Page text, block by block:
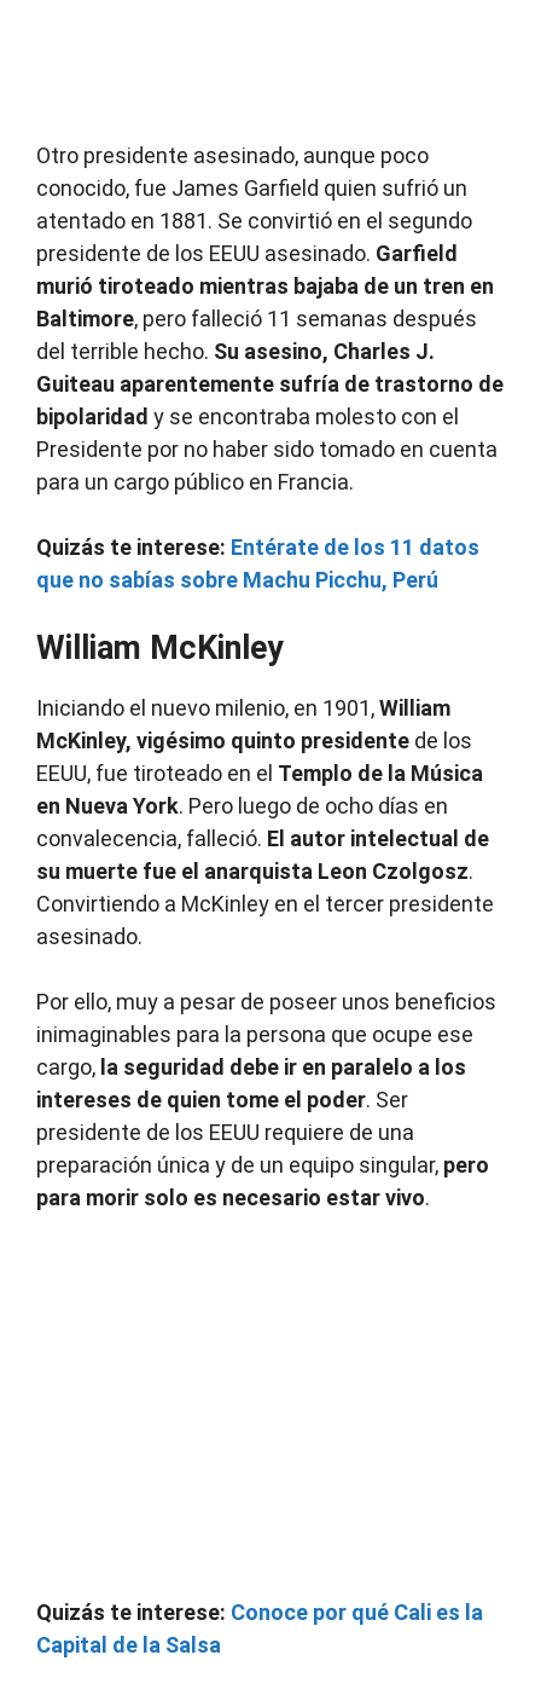
Otro presidente asesinado, aunque poco
conocido, fue James Garfield quien sufrió un
atentado en 1881. Se convirtió en el segundo
presidente de los EEUU asesinado. Garfield
murió tiroteado mientras bajaba de un tren en
Baltimore, pero falleció 11 semanas después
del terrible hecho. Su asesino, Charles J.
Guiteau aparentemente sufría de trastorno de
bipolaridad y se encontraba molesto con el
Presidente por no haber sido tomado en cuenta
para un cargo público en Francia.
Quizás te interese: Entérate de los 11 datos
que no sabías sobre Machu Picchu, Perú
William McKinley
Iniciando el nuevo milenio, en 1901,William
McKinley, vigésimo quinto presidente de los
EEUU, fue tiroteado en el Templo de la Música
en Nueva York. Pero luego de ocho días en
convalecencia, falleció. El autor intelectual de
su muerte fue el anarquista Leon Czolgosz.
Convirtiendo a McKinley en el tercer presidente
asesinado.
Por ello, muy a pesar de poseer unos beneficios
inimaginables para la persona que ocupe ese
cargo, la seguridad debe ir en paralelo a los
intereses de quien tome el poder. Ser
presidente de los EEUU requiere de una
preparación única y de un equipo singular, pero
para morir solo es necesario estar vivo.
Quizás te interese: Conoce por qué Cali es la
Capital de la Salsa